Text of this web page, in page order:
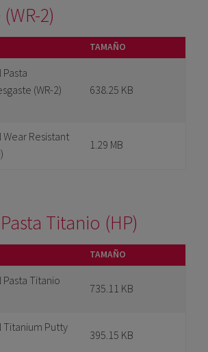
2)
TAMAÑO
Pasta
(WR-2)
638.25 KB
Wear Resistant
1.29 MB
Titanio (HP)
TAMAÑO
Pasta Titanio
735.11 KB
Titanium Putty
395.15 KB